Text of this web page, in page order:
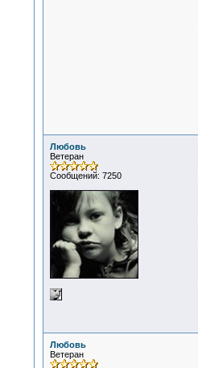
Любовь
Ветеран
Сообщений: 7250
Любовь
Ветеран